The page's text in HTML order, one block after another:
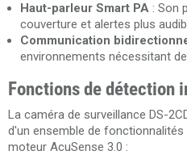
Haut-parleur Smart PA : Son
couverture et alertes plus
Communication
environnements nécessitant
Fonctions de détection
La caméra de surveillance DS-
d'un ensemble de
moteur AcuSense 3.0 :